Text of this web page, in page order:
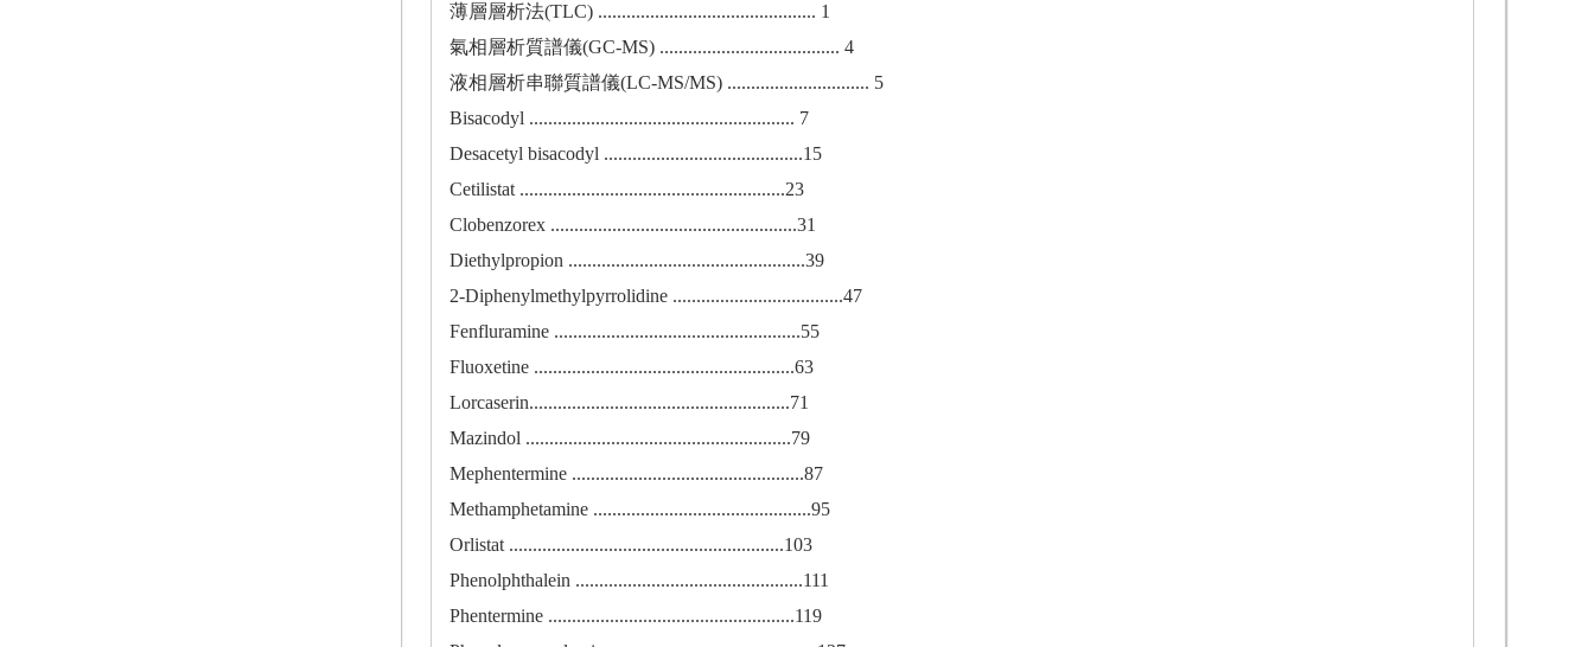
薄層層析法(TLC) .............................................. 1
氣相層析質譜儀(GC-MS) ...................................... 4
液相層析串聯質譜儀(LC-MS/MS) .............................. 5
Bisacodyl ........................................................ 7
Desacetyl bisacodyl ..........................................15
Cetilistat ........................................................23
Clobenzorex ....................................................31
Diethylpropion ..................................................39
2-Diphenylmethylpyrrolidine ....................................47
Fenfluramine ....................................................55
Fluoxetine .......................................................63
Lorcaserin.......................................................71
Mazindol ........................................................79
Mephentermine .................................................87
Methamphetamine ..............................................95
Orlistat ..........................................................103
Phenolphthalein ................................................111
Phentermine ....................................................119